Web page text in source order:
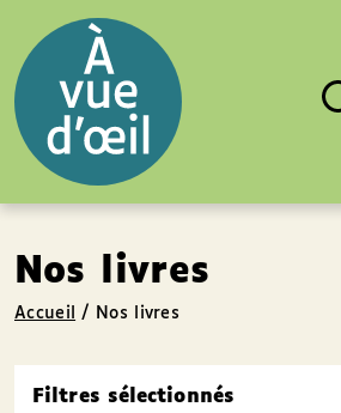
Fermer
Rechercher
un
livre,
un
auteur,
un
EAN
Nos livres
Accueil / Nos livres
Filtres sélectionnés